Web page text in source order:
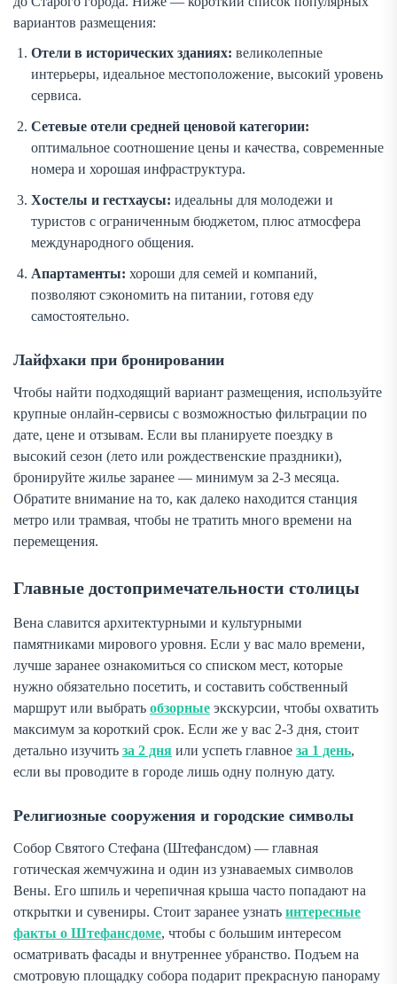
вариантов размещения:
Отели в исторических зданиях: великолепные
интерьеры, идеальное местоположение, высокий уровень
сервиса.
Сетевые отели средней ценовой категории:
оптимальное соотношение цены и качества, современные
номера и хорошая инфраструктура.
Хостелы и гестхаусы: идеальны для молодежи и
туристов с ограниченным бюджетом, плюс атмосфера
международного общения.
Апартаменты: хороши для семей и компаний,
позволяют сэкономить на питании, готовя еду
самостоятельно.
Лайфхаки при бронировании
Чтобы найти подходящий вариант размещения, используйте
крупные онлайн-сервисы с возможностью фильтрации по
дате, цене и отзывам. Если вы планируете поездку в
высокий сезон (лето или рождественские праздники),
бронируйте жилье заранее — минимум за 2-3 месяца.
Обратите внимание на то, как далеко находится станция
метро или трамвая, чтобы не тратить много времени на
перемещения.
Главные достопримечательности столицы
Вена славится архитектурными и культурными
памятниками мирового уровня. Если у вас мало времени,
лучше заранее ознакомиться со списком мест, которые
нужно обязательно посетить, и составить собственный
маршрут или выбрать обзорные экскурсии, чтобы охватить
максимум за короткий срок. Если же у вас 2-3 дня, стоит
детально изучить за 2 дня или успеть главное за 1 день,
если вы проводите в городе лишь одну полную дату.
Религиозные сооружения и городские символы
Собор Святого Стефана (Штефансдом) — главная
готическая жемчужина и один из узнаваемых символов
Вены. Его шпиль и черепичная крыша часто попадают на
открытки и сувениры. Стоит заранее узнать интересные
факты о Штефансдоме, чтобы с большим интересом
осматривать фасады и внутреннее убранство. Подъем на
смотровую площадку собора подарит прекрасную панораму